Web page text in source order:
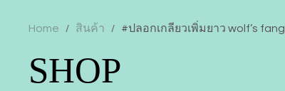
Home / สินค้า / #ปลอกเกลียวเพิ่มยาว wolf’s fang
SHOP